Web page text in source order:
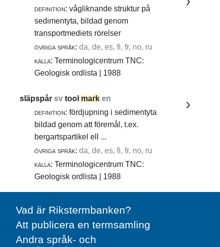
definition: vågliknande struktur på
sedimentyta, bildad genom
transportmediets rörelser
övriga språk: da, de, es, fi, fr, no, ru
källa: Terminologicentrum TNC:
Geologisk ordlista | 1988
släpspårsvtool mark en
definition: fördjupning i sedimentyta
bildad genom att föremål, t.ex.
bergartspartikel ell ...
övriga språk: da, de, es, fi, fr, no, ru
källa: Terminologicentrum TNC:
Geologisk ordlista | 1988
Vad är Rikstermbanken?
Att publicera en termsamling
Andra språk- och